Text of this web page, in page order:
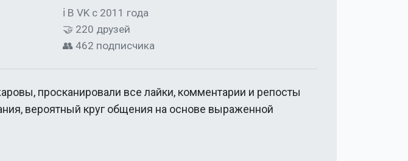
ℹ В VK с 2011 года
🤝 220 друзей
👥 462 подписчика
, просканировали все лайки, комментарии и репосты
вероятный круг общения на основе выраженной